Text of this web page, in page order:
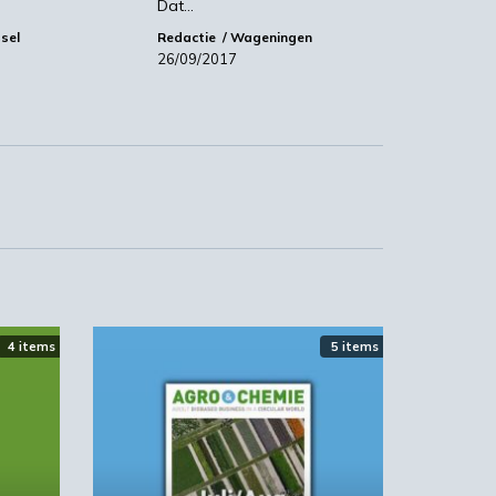
Dat…
Redactie Wageningen
26/09/2017
4 items 5 items